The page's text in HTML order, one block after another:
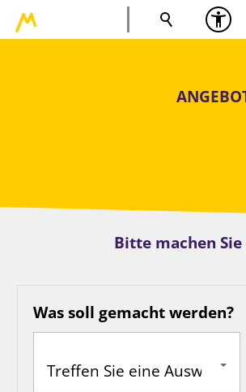
Bitte machen
Was soll gemacht werden?